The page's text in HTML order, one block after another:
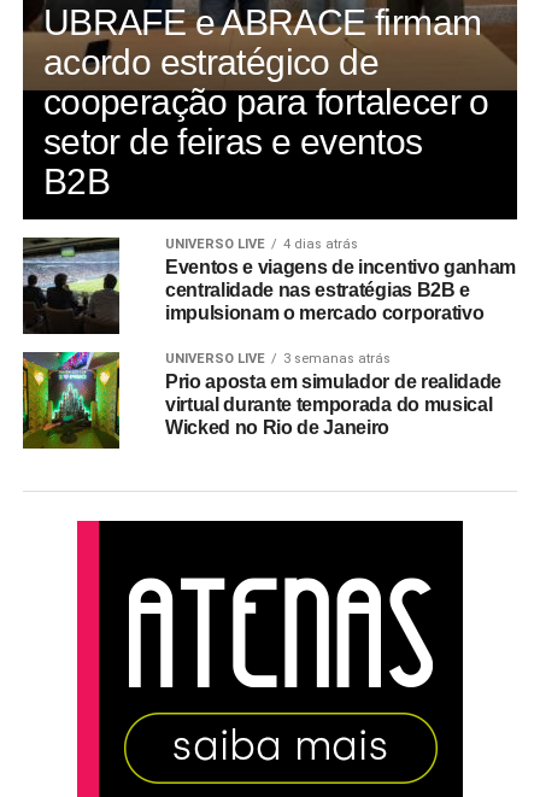
UBRAFE e ABRACE firmam
acordo estratégico de
cooperação para fortalecer o
setor de feiras e eventos
B2B
UNIVERSO LIVE 4 dias atrás
Eventos e viagens de incentivo ganham
centralidade nas estratégias B2B e
impulsionam o mercado corporativo
UNIVERSO LIVE 3 semanas atrás
Prio aposta em simulador de realidade
virtual durante temporada do musical
Wicked no Rio de Janeiro